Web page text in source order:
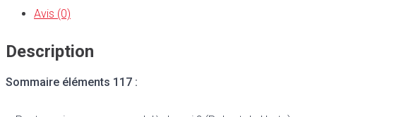
Avis (0)
Description
Sommaire éléments 117 :